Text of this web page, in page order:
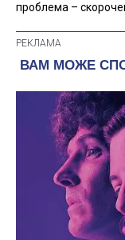
проблема –